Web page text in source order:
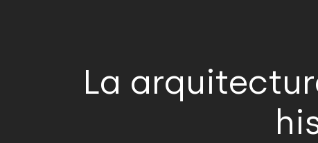
La